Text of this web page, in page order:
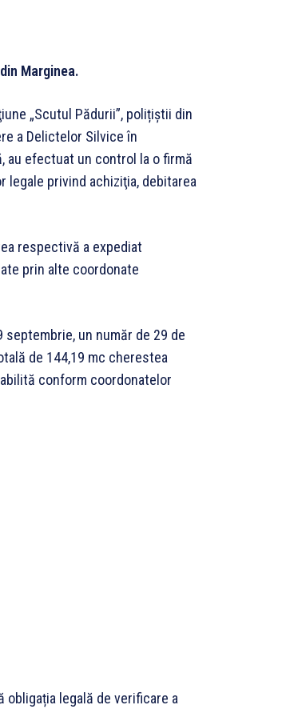
Marginea.
„Scutul Pădurii”, polițiștii din
a Delictelor Silvice în
au efectuat un control la o firmă
privind achiziţia, debitarea
respectivă a expediat
prin alte coordonate
un număr de 29 de
de 144,19 mc cherestea
conform coordonatelor
legală de verificare a